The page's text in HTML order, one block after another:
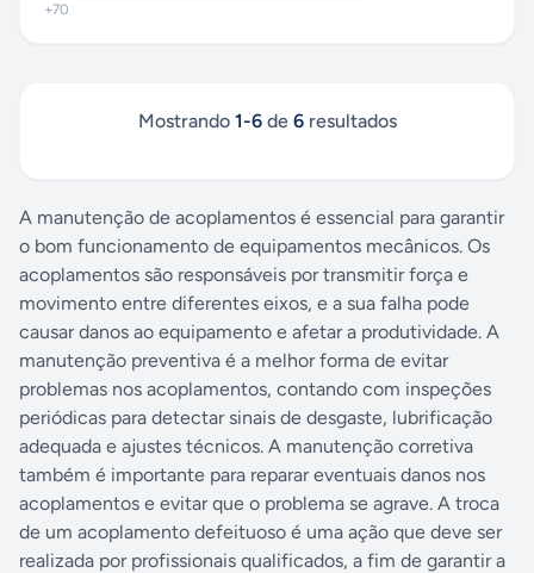
+70
Mostrando 1-6de 6resultados
A manutenção de acoplamentos é essencial para garantir
o bom funcionamento de equipamentos mecânicos. Os
acoplamentos são responsáveis por transmitir força e
movimento entre diferentes eixos, e a sua falha pode
causar danos ao equipamento e afetar a produtividade. A
manutenção preventiva é a melhor forma de evitar
problemas nos acoplamentos, contando com inspeções
periódicas para detectar sinais de desgaste, lubrificação
adequada e ajustes técnicos. A manutenção corretiva
também é importante para reparar eventuais danos nos
acoplamentos e evitar que o problema se agrave. A troca
de um acoplamento defeituoso é uma ação que deve ser
realizada por profissionais qualificados, a fim de garantir a